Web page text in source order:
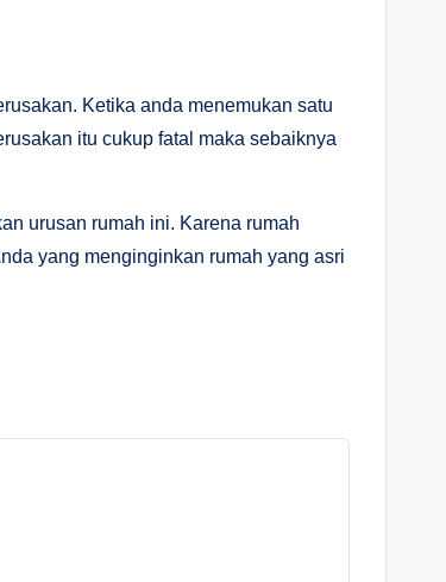
Ketika anda menemukan satu
itu cukup fatal maka sebaiknya
urusan rumah ini. Karena rumah
yang menginginkan rumah yang asri